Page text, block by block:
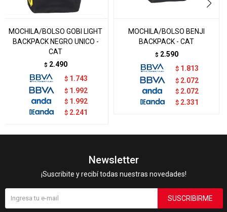
MOCHILA/BOLSO GOBI LIGHT
BACKPACK NEGRO UNICO -
CAT
$ 2.490
$ 1.743
$ 1.992
$ 1.992
$ 2.241
MOCHILA/BOLSO BENJI
BACKPACK - CAT
$ 2.590
$ 1.813
$ 2.072
$ 2.072
$ 2.331
Newsletter
¡Suscribite y recibí todas nuestras novedades!
SUSCRIBIRME